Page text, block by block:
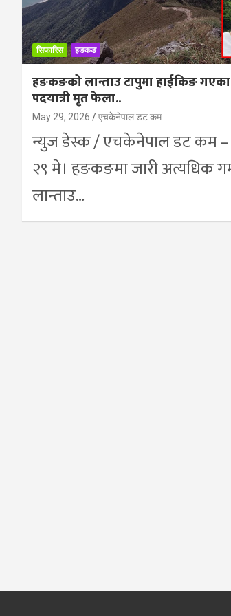
सिफारिस हङकङ
हङकङको लान्ताउ टापुमा हाईकिङ गएका
पदयात्री मृत फेला..
May 29, 2026 एचकेनेपाल डट कम
न्युज डेस्क / एचकेनेपाल डट कम
२९ मे। हङकङमा जारी अत्यधिक
लान्ताउ…